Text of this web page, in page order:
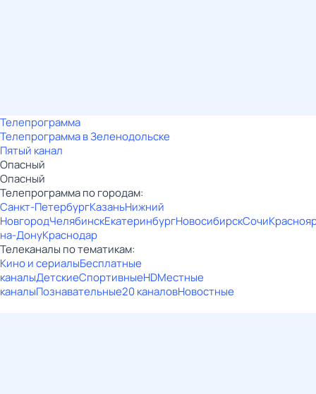
Телепрограмма
Телепрограмма в Зеленодольске
Пятый канал
Опасный
Опасный
Телепрограмма по городам:
Санкт-ПетербургКазаньНижний
НовгородЧелябинскЕкатеринбургНовосибирскСочи
на-ДонуКраснодар
Телеканалы по тематикам:
Кино и сериалыБесплатные
каналыДетскиеСпортивныеHDМестные
каналыПознавательные20 каналовНовостные